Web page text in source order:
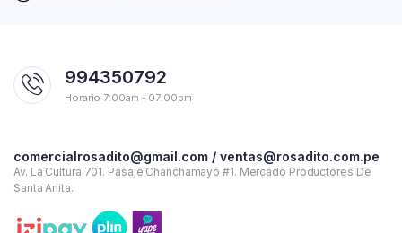
994350792
Horario 7:00am - 07:00pm
comercialrosadito@gmail.com / ventas@rosadito.com.pe
Av. La Cultura 701. Pasaje Chanchamayo #1. Mercado Productores De
Santa Anita.